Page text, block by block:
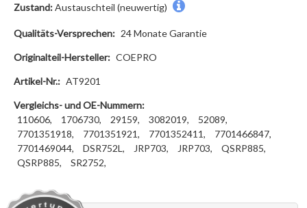
Zustand:Austauschteil (neuwertig)
Qualitäts-Versprechen: 24 Monate Garantie
Originalteil-Hersteller: COEPRO
Artikel-Nr.: AT9201
Vergleichs- und OE-Nummern:
110606,
1706730, 29159, 3082019,
52089,
7701351918,
7701351921, 7701352411,
7701466847,
7701469044,
DSR752L, JRP703, JRP703,
QSRP885,
QSRP885,
SR2752,